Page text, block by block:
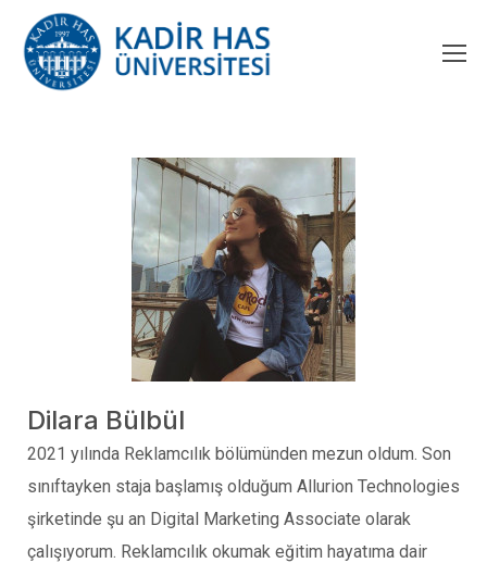
Dilara Bülbül
2021 yılında Reklamcılık bölümünden mezun oldum. Son
sınıftayken staja başlamış olduğum Allurion Technologies
şirketinde şu an Digital Marketing Associate olarak
çalışıyorum. Reklamcılık okumak eğitim hayatıma dair